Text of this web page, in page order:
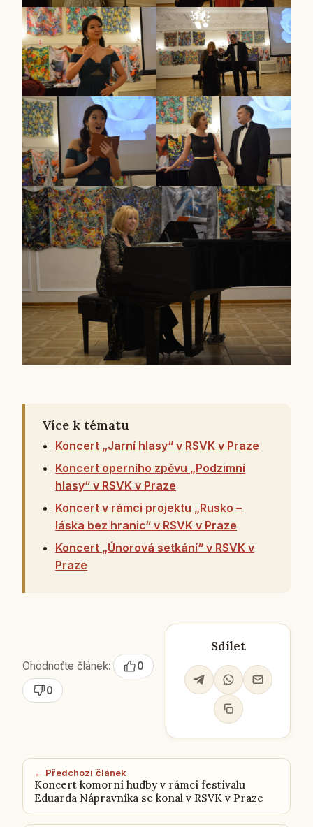
Více k tématu
Koncert „Jarní hlasy“ v RSVK v Praze
Koncert operního zpěvu „Podzimní
hlasy“ v RSVK v Praze
Koncert v rámci projektu „Rusko –
láska bez hranic“ v RSVK v Praze
Koncert „Únorová setkání“ v RSVK v
Praze
Ohodnoťte článek:
0
0
Sdílet
← Předchozí článek
Koncert komorní hudby v rámci festivalu
Eduarda Nápravníka se konal v RSVK v Praze